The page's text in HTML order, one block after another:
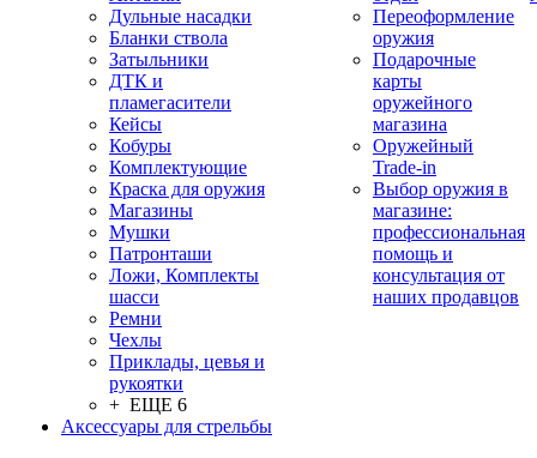
Дульные насадки
Бланки ствола
Затыльники
ДТК и
пламегасители
Кейсы
Кобуры
Комплектующие
Краска для оружия
Магазины
Мушки
Патронташи
Ложи, Комплекты
шасси
Ремни
Чехлы
Приклады, цевья и
рукоятки
+ ЕЩЕ 6
Аксессуары для стрельбы
Переоформление
оружия
Подарочные
карты
оружейного
магазина
Оружейный
Trade-in
Выбор оружия в
магазине:
профессиональная
помощь и
консультация от
наших продавцов